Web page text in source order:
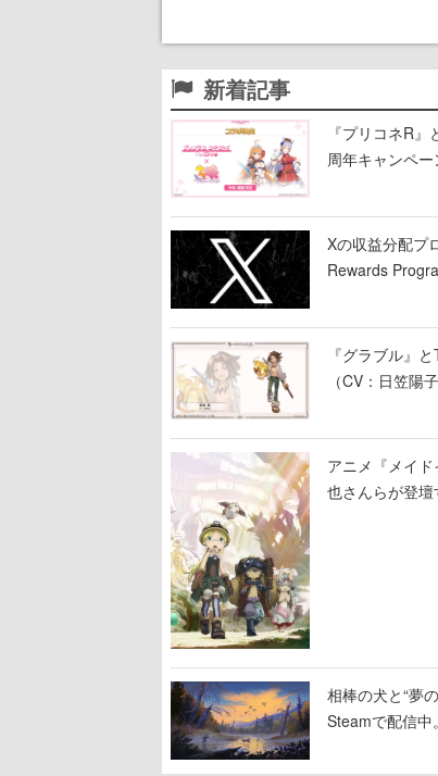
新着記事
『プリコネR
周年キャンペ
Xの収益分配プ
Rewards
『グラブル』
（CV：日笠陽
アニメ『メイ
也さんらが登
相棒の犬と“夢
Steamで配信中